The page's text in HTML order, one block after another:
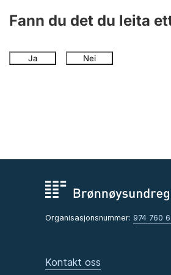
Fann du det du leita
Ja Nei
Organisasjonsnummer: 974 760
Kontakt oss